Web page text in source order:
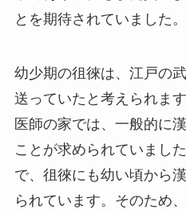
とを期待されていました。
幼少期の徂徠は、江戸の
送っていたと考えられま
医師の家では、一般的に
ことが求められていまし
で、徂徠にも幼い頃から
られています。そのため